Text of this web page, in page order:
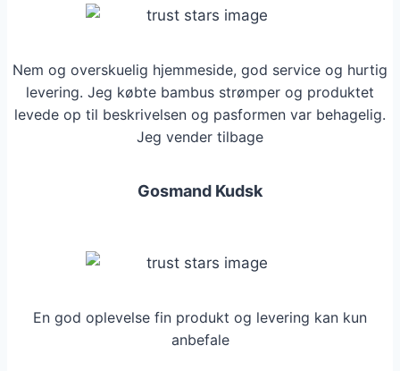
kan
på
varesiden
Nem og overskuelig hjemmeside, god service og hurtig
levering. Jeg købte bambus strømper og produktet
levede op til beskrivelsen og pasformen var behagelig.
Jeg vender tilbage
Gosmand Kudsk
En god oplevelse fin produkt og levering kan kun
anbefale